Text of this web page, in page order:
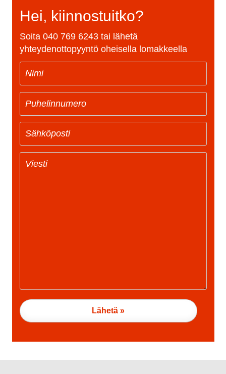
Hei, kiinnostuitko?
Soita 040 769 6243tai lähetä
yhteydenottopyyntö oheisella lomakkeella